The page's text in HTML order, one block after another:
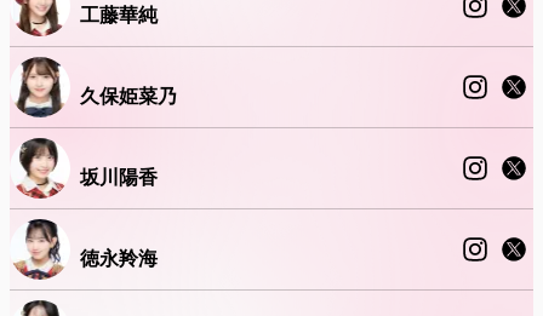
工藤華純
久保姫菜乃
坂川陽香
徳永羚海